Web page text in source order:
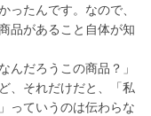
ったんです。なので、
品があること自体が知
んだろうこの商品？」
、それだけだと、「私
っていうのは伝わらな